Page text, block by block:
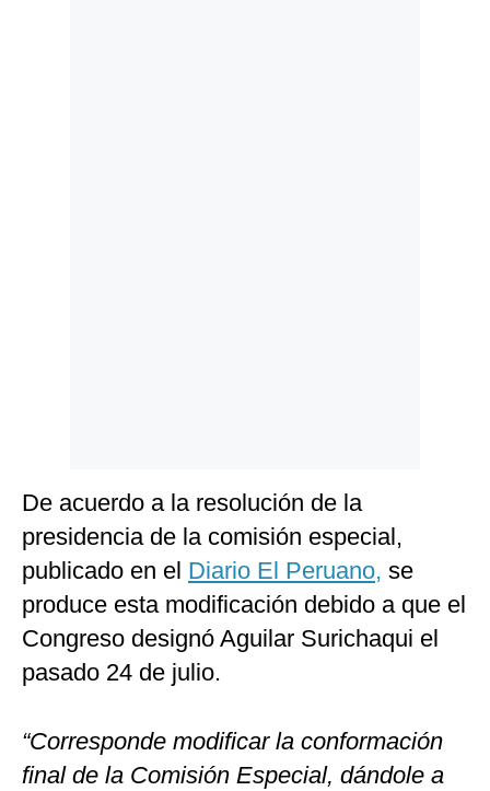
De acuerdo a la resolución de la
presidencia de la comisión especial,
publicado en el Diario El Peruano, se
produce esta modificación debido a que el
Congreso designó Aguilar Surichaqui el
pasado 24 de julio.
“Corresponde modificar la conformación
final de la Comisión Especial, dándole a